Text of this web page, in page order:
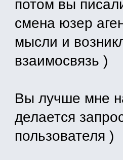
потом вы
смена юзер
мысли и
взаимосвязь )
Вы лучше мне
делается
пользователя )